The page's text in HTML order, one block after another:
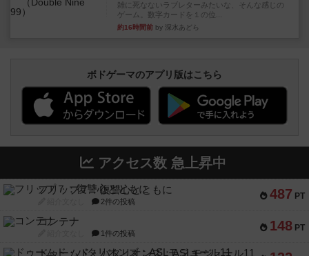
雑に死なないラブレターみたいな、そんな感じの
ゲーム。数字カードを１の位...
約16時間前 by 深水あどら
ボドゲーマのアプリ版はこちら
アクセス数 急上昇中
487 PT
フリップ７：復讐心とともに
2件の投稿
148 PT
コンテナ
1件の投稿
ドゥームド・バタリオンズ：ASLモジュール11